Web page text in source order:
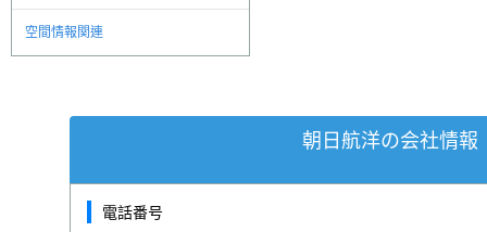
空間情報関連
朝日航洋の会社情報
電話番号